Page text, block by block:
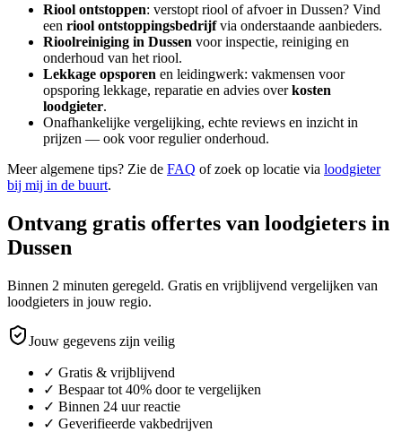
Riool ontstoppen: verstopt riool of afvoer in Dussen? Vind
een riool ontstoppingsbedrijfvia onderstaande aanbieders.
Rioolreiniging in Dussen voor inspectie, reiniging en
onderhoud van het riool.
Lekkage opsporen en leidingwerk: vakmensen voor
opsporing lekkage, reparatie en advies overkosten
loodgieter.
Onafhankelijke vergelijking, echte reviews en inzicht in
prijzen — ook voor regulier onderhoud.
Meer algemene tips? Zie de FAQ of zoek op locatie via loodgieter
bij mij in de buurt.
Ontvang gratis offertes van loodgieters in
Dussen
Binnen 2 minuten geregeld. Gratis en vrijblijvend vergelijken van
loodgieters in jouw regio.
Jouw gegevens zijn veilig
✓ Gratis & vrijblijvend
✓ Bespaar tot 40% door te vergelijken
✓ Binnen 24 uur reactie
✓ Geverifieerde vakbedrijven